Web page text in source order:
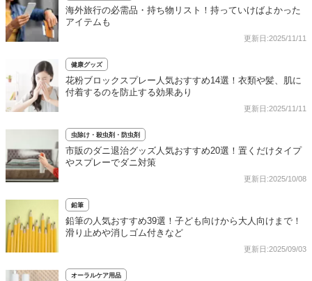
海外旅行の必需品・持ち物リスト！持っていけばよかった
アイテムも
更新日:2025/11/11
健康グッズ
花粉ブロックスプレー人気おすすめ14選！衣類や髪、肌に
付着するのを防止する効果あり
更新日:2025/11/11
虫除け・殺虫剤・防虫剤
市販のダニ退治グッズ人気おすすめ20選！置くだけタイプ
やスプレーでダニ対策
更新日:2025/10/08
鉛筆
鉛筆の人気おすすめ39選！子ども向けから大人向けまで！
滑り止めや消しゴム付きなど
更新日:2025/09/03
オーラルケア用品